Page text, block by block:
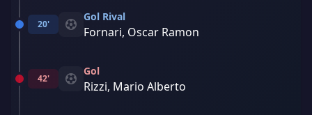
20'
Gol Rival
Fornari, Oscar Ramon
42'
Gol
Rizzi, Mario Alberto